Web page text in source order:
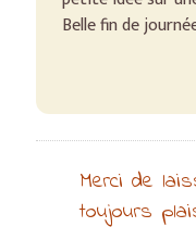
Belle fin de
Merci de
toujours